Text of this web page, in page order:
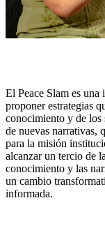
El Peace Slam es
proponer estrategias
conocimiento y de los
de nuevas narrativas,
para la misión
alcanzar un tercio de
conocimiento y las
un cambio
informada.